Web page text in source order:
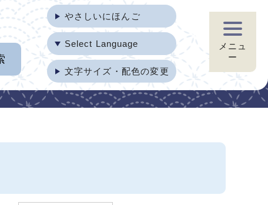
やさしいにほんご
Select Language
文字サイズ・配色の変更
メニュ
ー